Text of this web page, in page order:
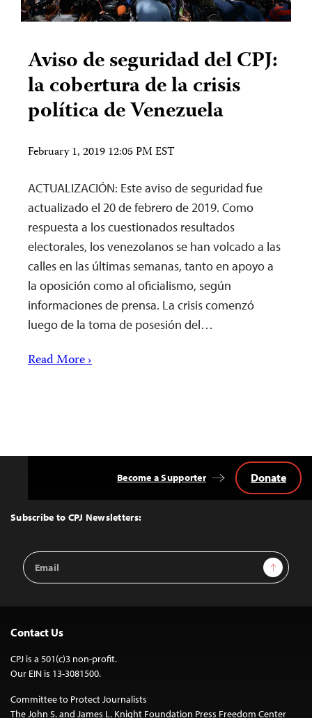
Aviso de seguridad del CPJ:
la cobertura de la crisis
política de Venezuela
February 1, 2019 12:05 PM EST
ACTUALIZACIÓN: Este aviso de seguridad fue
actualizado el 20 de febrero de 2019. Como
respuesta a los cuestionados resultados
electorales, los venezolanos se han volcado a las
calles en las últimas semanas, tanto en apoyo a
la oposición como al oficialismo, según
informaciones de prensa. La crisis comenzó
luego de la toma de posesión del…
Read More ›
Top
Subscribe to CPJ Newsletters:
Email
Address
Sign Up
Become a Supporter Donate
Contact Us
CPJ is a 501(c)3 non-profit.
Our EIN is 13-3081500.
Committee to Protect Journalists
The John S. and James L. Knight Foundation Press Freedom Center